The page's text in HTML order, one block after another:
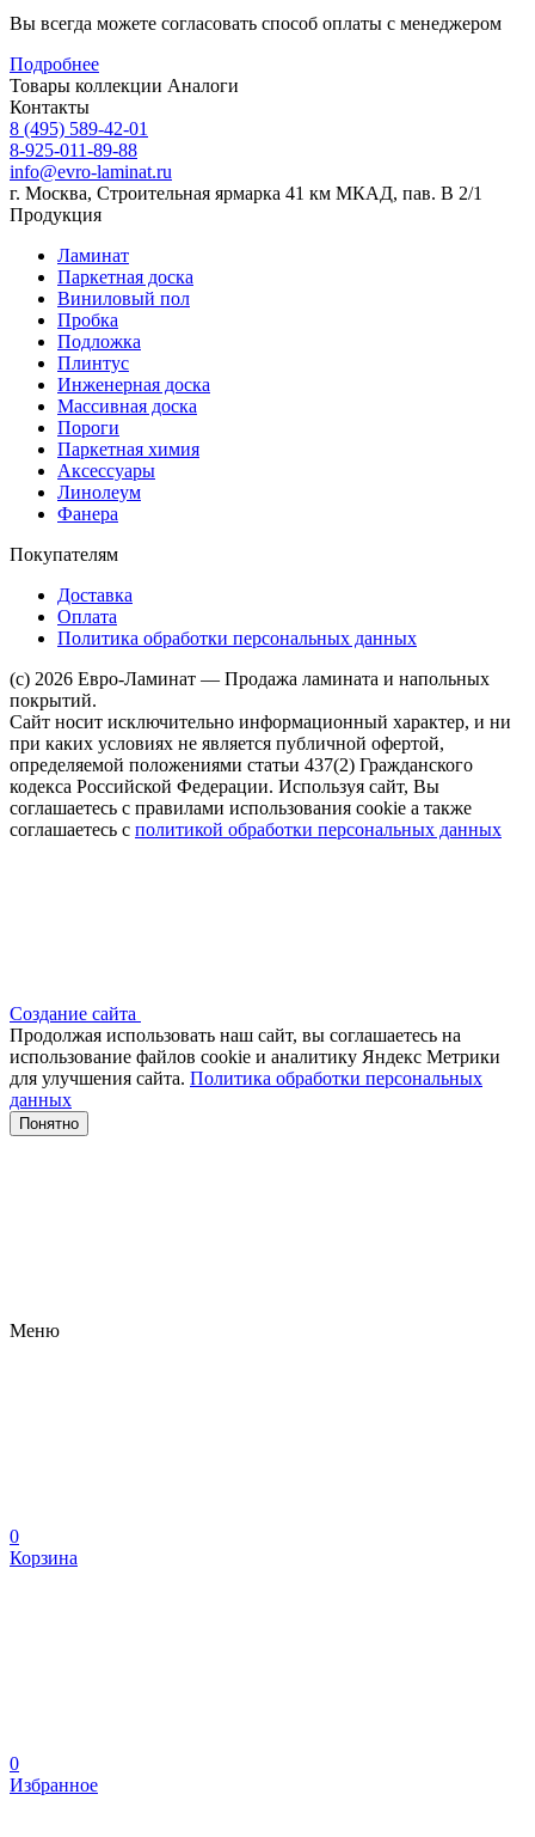
Вы всегда можете согласовать способ оплаты с менеджером
Подробнее
Товары коллекции Аналоги
Контакты
8 (495) 589-42-01
8-925-011-89-88
info@evro-laminat.ru
г. Москва, Строительная ярмарка 41 км МКАД, пав. В 2/1
Продукция
Ламинат
Паркетная доска
Виниловый пол
Пробка
Подложка
Плинтус
Инженерная доска
Массивная доска
Пороги
Паркетная химия
Аксессуары
Линолеум
Фанера
Покупателям
Доставка
Оплата
Политика обработки персональных данных
(c) 2026 Евро-Ламинат — Продажа ламината и напольных
покрытий.
Сайт носит исключительно информационный характер, и ни
при каких условиях не является публичной офертой,
определяемой положениями статьи 437(2) Гражданского
кодекса Российской Федерации. Используя сайт, Вы
соглашаетесь с правилами использования cookie а также
соглашаетесь с политикой обработки персональных данных
Создание сайта
Продолжая использовать наш сайт, вы соглашаетесь на
использование файлов сооkіе и аналитику Яндекс Метрики
для улучшения сайта. Политика обработки персональных
данных
Понятно
Меню
0
Корзина
0
Избранное